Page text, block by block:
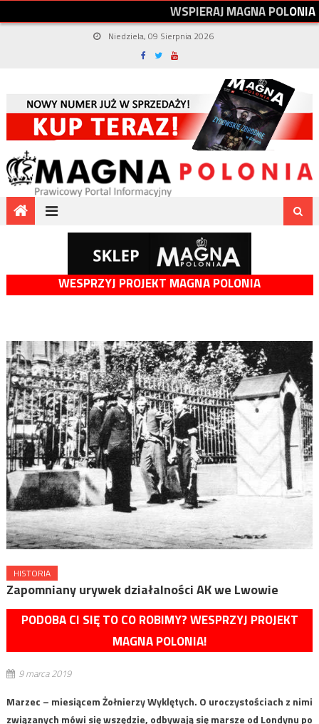
WSPIERAJMAGNAPOLONIA
Niedziela, 09 Sierpnia 2026
WESPRZYJ PROJEKT MAGNA POLONIA
HISTORIA
Zapomniany urywek działalności AK we Lwowie
PODOBA CI SIĘ TO CO ROBIMY? WESPRZYJ PROJEKT
MAGNA POLONIA!
9 marca 2019
Marzec – miesiącem Żołnierzy Wyklętych. O uroczystościach z nimi
związanych mówi się wszędzie, odbywają się marsze od Londynu po